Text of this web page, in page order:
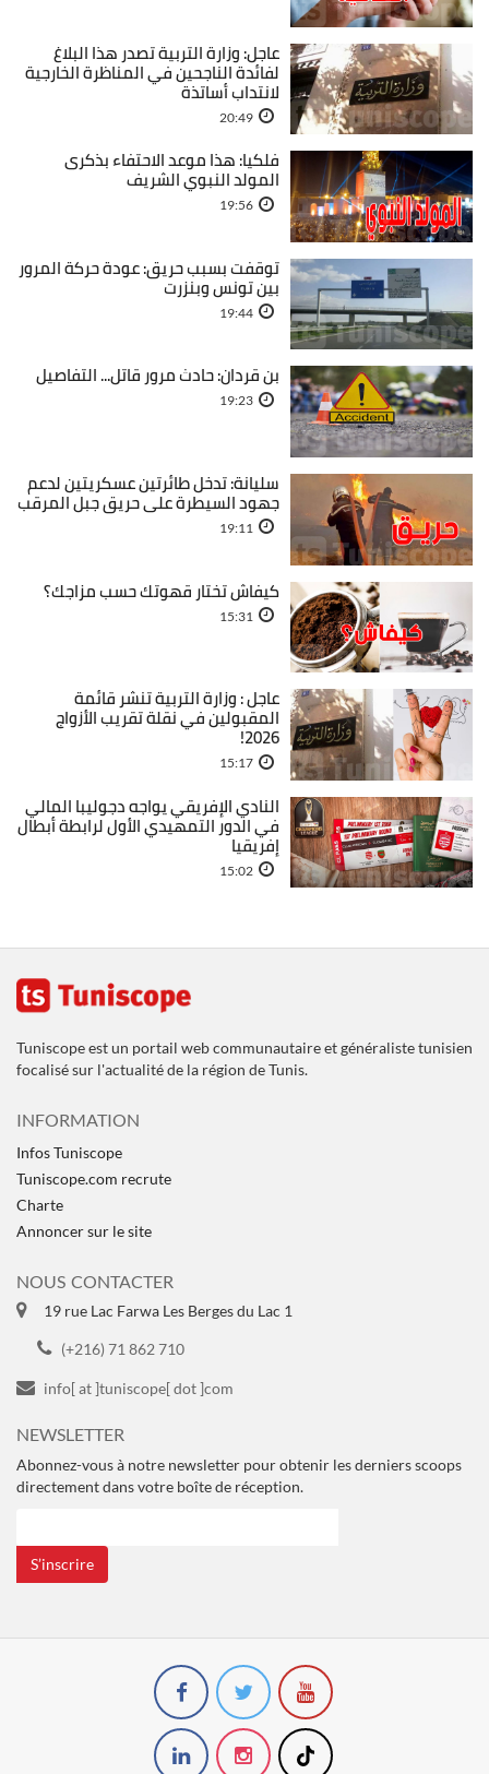
عاجل: وزارة التربية تصدر هذا البلاغ
لفائدة الناجحين في المناظرة الخارجية
لانتداب أساتذة
20:49
فلكيا: هذا موعد الاحتفاء بذكرى
المولد النبوي الشريف
19:56
توقفت بسبب حريق: عودة حركة المرور
بين تونس وبنزرت
19:44
بن قردان: حادث مرور قاتل... التفاصيل
19:23
سليانة: تدخل طائرتين عسكريتين لدعم
جهود السيطرة على حريق جبل المرقب
19:11
كيفاش تختار قهوتك حسب مزاجك؟
15:31
عاجل : وزارة التربية تنشر قائمة
المقبولين في نقلة تقريب الأزواج
2026!
15:17
النادي الإفريقي يواجه دجوليبا المالي
في الدور التمهيدي الأول لرابطة أبطال
إفريقيا
15:02
Tuniscope est un portail web communautaire et généraliste tunisien
focalisé sur l'actualité de la région de Tunis.
INFORMATION
Infos Tuniscope
Tuniscope.com recrute
Charte
Annoncer sur le site
NOUS CONTACTER
19 rue Lac Farwa Les Berges du Lac 1
(+216) 71 862 710
info[ at ]tuniscope[ dot ]com
NEWSLETTER
Abonnez-vous à notre newsletter pour obtenir les derniers scoops
directement dans votre boîte de réception.
S’inscrire